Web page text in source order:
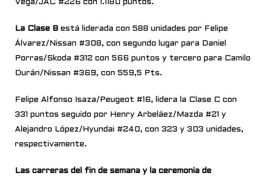
Vega/JAC #226 con 1.1180 puntos.
La Clase B está liderada con 588 unidades por Felipe
Álvarez/Nissan #308, con segundo lugar para Daniel
Porras/Skoda #312 con 566 puntos y tercero para Camilo
Durán/Nissan #369, con 559,5 Pts.
Felipe Alfonso Isaza/Peugeot #16, lidera la Clase C con
331 puntos seguido por Henry Arbeláez/Mazda #21 y
Alejandro López/Hyundai #240, con 323 y 303 unidades,
respectivamente.
Las carreras del fin de semana y la ceremonia de